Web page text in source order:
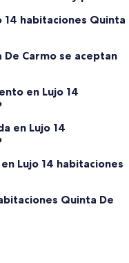
14 habitaciones Quinta
De Carmo se aceptan
en Lujo 14
en Lujo 14
Lujo 14 habitaciones
Quinta De